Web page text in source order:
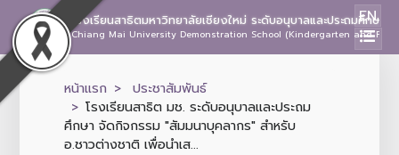
โรงเรียนสาธิตมหาวิทยาลัยเชียงใหม่ ระดับอนุบาลและประถมศึกษา
Chiang Mai University Demonstration School (Kindergarten and
EN
หน้าแรก
ประชาสัมพันธ์
โรงเรียนสาธิต มช. ระดับอนุบาลและประถม
ศึกษา จัดกิจกรรม "สัมมนาบุคลากร" สำหรับ
อ.ชาวต่างชาติ เพื่อนำเส...